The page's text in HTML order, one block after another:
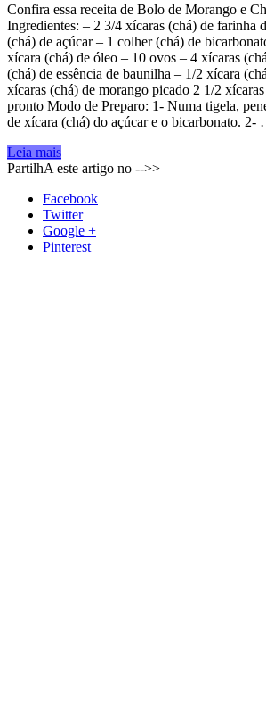
Confira essa receita de Bolo de Morango e
Ingredientes: – 2 3/4 xícaras (chá) de farinha
(chá) de açúcar – 1 colher (chá) de
xícara (chá) de óleo – 10 ovos – 4 xícaras
(chá) de essência de baunilha – 1/2 xícara
xícaras (chá) de morango picado 2 1/2
pronto Modo de Preparo: 1- Numa tigela,
de xícara (chá) do açúcar e o bicarbonato. 2-
Leia mais
PartilhA este artigo no -->>
Facebook
Twitter
Google +
Pinterest